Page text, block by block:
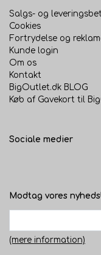
Salgs- og
Cookies
Fortrydelse og
Kunde login
Om os
Kontakt
BigOutlet.dk BLOG
Køb af Gavekort til
Sociale medier
Modtag vores
(mere information)